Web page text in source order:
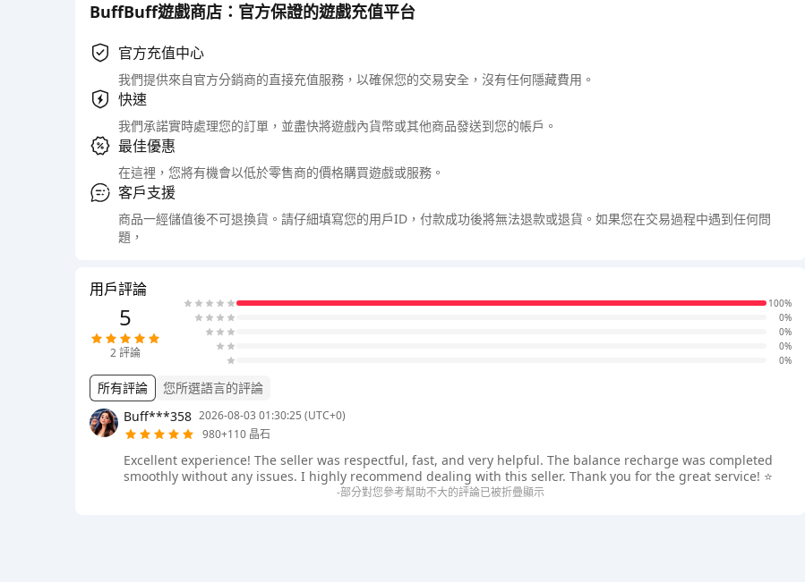
BuffBuff遊戲商店：官方保證的遊戲充值平台
官方充值中心
我們提供來自官方分銷商的直接充值服務，以確保您的交易安全，沒有任何隱藏費用。
快速
我們承諾實時處理您的訂單，並盡快將遊戲內貨幣或其他商品發送到您的帳戶。
最佳優惠
在這裡，您將有機會以低於零售商的價格購買遊戲或服務。
客戶支援
商品一經儲值後不可退換貨。請仔細填寫您的用戶ID，付款成功後將無法退款或退貨。如果您在交易過程中遇到任何問
題，
用戶評論
5
2評論
100%
0%
0%
0%
0%
所有評論
您所選語言的評論
Buff***358 2026-08-03 01:30:25 (UTC+0)
980+110 晶石
Excellent experience! The seller was respectful, fast, and very helpful. The balance recharge was completed
smoothly without any issues. I highly recommend dealing with this seller. Thank you for the great service! ⭐
-部分對您參考幫助不大的評論已被折疊顯示